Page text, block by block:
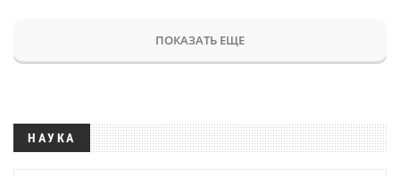
ПОКАЗАТЬ ЕЩЕ
НАУКА